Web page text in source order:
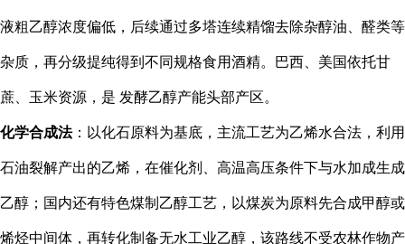
液粗乙醇浓度偏低，后续通过多塔连续精馏去除杂醇油、醛类等
杂质，再分级提纯得到不同规格食用酒精。巴西、美国依托甘
蔗、玉米资源，是 发酵乙醇产能头部产区。
化学合成法：以化石原料为基底，主流工艺为乙烯水合法，利用
石油裂解产出的乙烯，在催化剂、高温高压条件下与水加成生成
乙醇；国内还有特色煤制乙醇工艺，以煤炭为原料先合成甲醇或
烯烃中间体，再转化制备无水工业乙醇，该路线不受农林作物产